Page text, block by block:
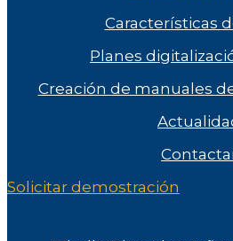
Características
Planes
Creación de manuales
Solicitar demostración